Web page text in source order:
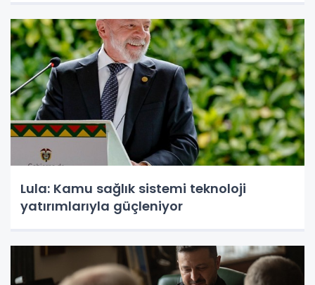
Lula: Kamu sağlık sistemi teknoloji
yatırımlarıyla güçleniyor